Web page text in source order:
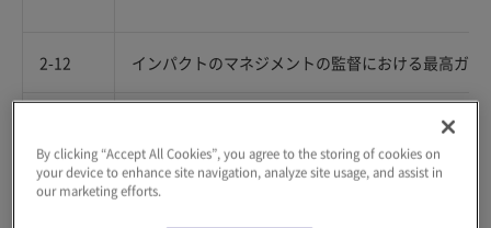
2-12 インパクトのマネジメントの監督における最高ガ
インパクトのマネジメントに関する責任の移譲
By clicking “Accept All Cookies”, you agree to the storing of cookies on
your device to enhance site navigation, analyze site usage, and assist in
our marketing efforts.